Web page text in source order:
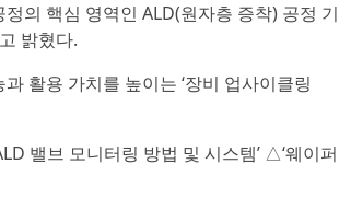
의 핵심 영역인 ALD(원자층 증착) 공정 기
밝혔다.
활용 가치를 높이는 ‘장비 업사이클링
밸브 모니터링 방법 및 시스템’ △‘웨이퍼